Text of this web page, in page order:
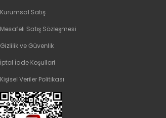
Kurumsal Satış
Mesafeli Satış Sözleşmesi
Gizlilik ve Güvenlik
İptal İade Koşullari
Kişisel Veriler Politikası